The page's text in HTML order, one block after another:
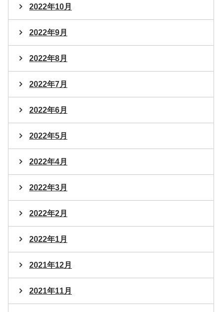
2022年10月
2022年9月
2022年8月
2022年7月
2022年6月
2022年5月
2022年4月
2022年3月
2022年2月
2022年1月
2021年12月
2021年11月